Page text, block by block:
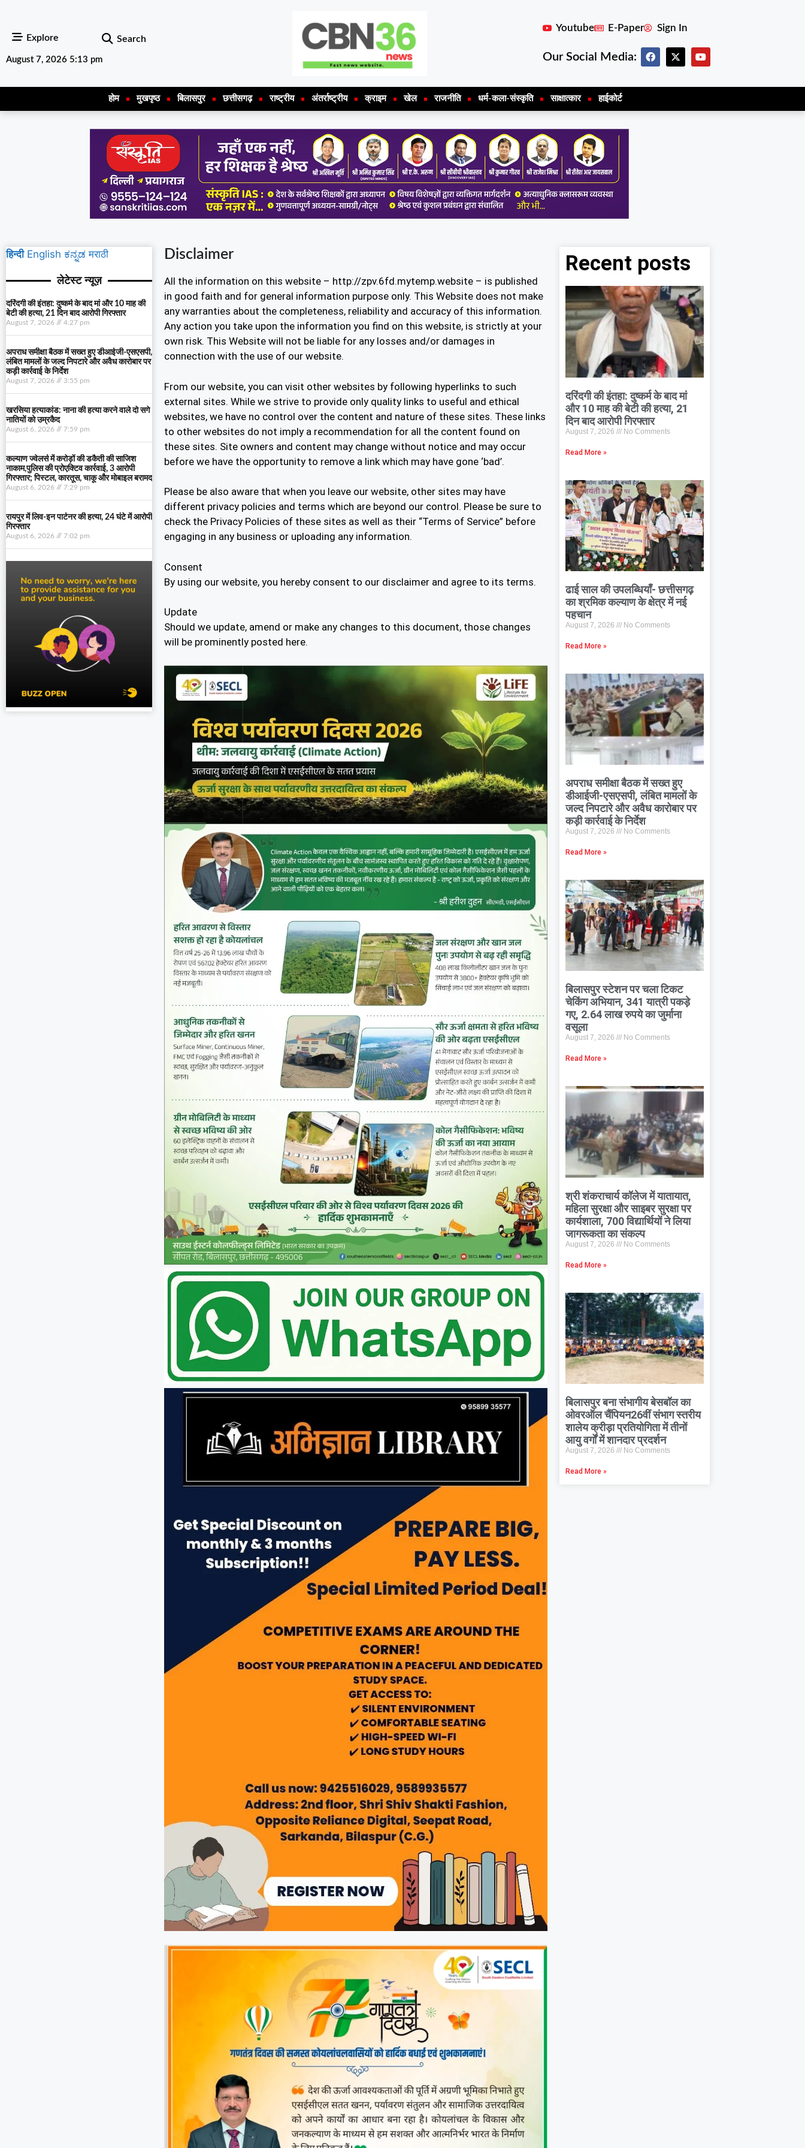
Explore Search
August 7, 2026 5:13 pm
Youtube E-Paper Sign In
Our Social Media:
होम मुखपृष्ठ बिलासपुर छत्तीसगढ़ राष्ट्रीय अंतर्राष्ट्रीय क्राइम खेल राजनीति धर्म-कला-संस्कृति साक्षात्कार हाईकोर्ट
हिन्दी English ಕನ್ನಡ मराठी
लेटेस्ट न्यूज़
दरिंदगी की इंतहा: दुष्कर्म के बाद मां और 10 माह की
बेटी की हत्या, 21 दिन बाद आरोपी गिरफ्तार
August 7, 2026 4:27 pm
अपराध समीक्षा बैठक में सख्त हुए डीआईजी-एसएसपी,
लंबित मामलों के जल्द निपटारे और अवैध कारोबार पर
कड़ी कार्रवाई के निर्देश
August 7, 2026 3:55 pm
खरसिया हत्याकांड: नाना की हत्या करने वाले दो सगे
नातियों को उम्रकैद
August 6, 2026 7:59 pm
कल्याण ज्वेलर्स में करोड़ों की डकैती की साजिश
नाकाम,पुलिस की प्रोएक्टिव कार्रवाई, 3 आरोपी
गिरफ्तार; पिस्टल, कारतूस, चाकू और मोबाइल बरामद
August 6, 2026 7:29 pm
रायपुर में लिव-इन पार्टनर की हत्या, 24 घंटे में आरोपी
गिरफ्तार
August 6, 2026 7:02 pm
Disclaimer
All the information on this website – http://zpv.6fd.mytemp.website – is published
in good faith and for general information purpose only. This Website does not make
any warranties about the completeness, reliability and accuracy of this information.
Any action you take upon the information you find on this website, is strictly at your
own risk. This Website will not be liable for any losses and/or damages in
connection with the use of our website.
From our website, you can visit other websites by following hyperlinks to such
external sites. While we strive to provide only quality links to useful and ethical
websites, we have no control over the content and nature of these sites. These links
to other websites do not imply a recommendation for all the content found on
these sites. Site owners and content may change without notice and may occur
before we have the opportunity to remove a link which may have gone ‘bad’.
Please be also aware that when you leave our website, other sites may have
different privacy policies and terms which are beyond our control. Please be sure to
check the Privacy Policies of these sites as well as their “Terms of Service” before
engaging in any business or uploading any information.
Consent
By using our website, you hereby consent to our disclaimer and agree to its terms.
Update
Should we update, amend or make any changes to this document, those changes
will be prominently posted here.
Recent posts
दरिंदगी की इंतहा: दुष्कर्म के बाद मां
और 10 माह की बेटी की हत्या, 21
दिन बाद आरोपी गिरफ्तार
August 7, 2026 No Comments
Read More »
ढाई साल की उपलब्धियाँ- छत्तीसगढ़
का श्रमिक कल्याण के क्षेत्र में नई
पहचान
August 7, 2026 No Comments
Read More »
अपराध समीक्षा बैठक में सख्त हुए
डीआईजी-एसएसपी, लंबित मामलों के
जल्द निपटारे और अवैध कारोबार पर
कड़ी कार्रवाई के निर्देश
August 7, 2026 No Comments
Read More »
बिलासपुर स्टेशन पर चला टिकट
चेकिंग अभियान, 341 यात्री पकड़े
गए, 2.64 लाख रुपये का जुर्माना
वसूला
August 7, 2026 No Comments
Read More »
श्री शंकराचार्य कॉलेज में यातायात,
महिला सुरक्षा और साइबर सुरक्षा पर
कार्यशाला, 700 विद्यार्थियों ने लिया
जागरूकता का संकल्प
August 7, 2026 No Comments
Read More »
बिलासपुर बना संभागीय बेसबॉल का
ओवरऑल चैंपियन26वीं संभाग स्तरीय
शालेय क्रीड़ा प्रतियोगिता में तीनों
आयु वर्गों में शानदार प्रदर्शन
August 7, 2026 No Comments
Read More »